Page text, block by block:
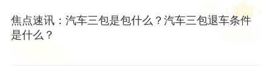
焦点速讯：汽车三包是包什么？汽车三包退车条件
是什么？